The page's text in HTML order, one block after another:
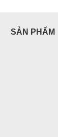
SẢN PHẨM